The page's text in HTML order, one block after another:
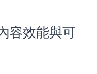
容效能與可